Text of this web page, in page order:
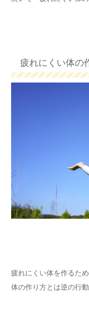
疲れにくい体の
疲れにくい体を作るた
体の作り方とは逆の行